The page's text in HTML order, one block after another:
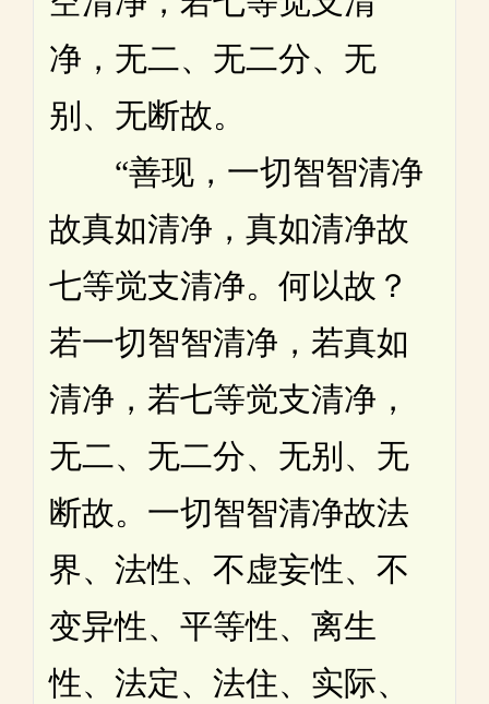
净，无二、无二分、无
别、无断故。
“善现，一切智智清净
故真如清净，真如清净故
七等觉支清净。何以故？
若一切智智清净，若真如
清净，若七等觉支清净，
无二、无二分、无别、无
断故。一切智智清净故法
界、法性、不虚妄性、不
变异性、平等性、离生
性、法定、法住、实际、